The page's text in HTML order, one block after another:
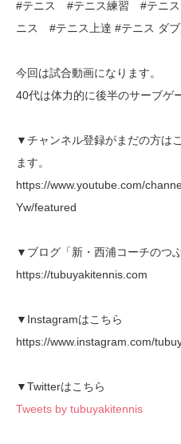
#テニス #テニス練習 #テニ
ニス #テニス上達 #テニス ダブ
今回は試合動画になります。
40代は体力的に後半のサーブゲ
▼チャンネル登録がまだの方は
ます。
https://www.youtube.com/
Yw/featured
▼ブログ「新・西浦コーチのつ
https://tubuyakitennis.com
▼Instagramはこちら
https://www.instagram.com/
▼Twitterはこちら
Tweets by tubuyakitennis